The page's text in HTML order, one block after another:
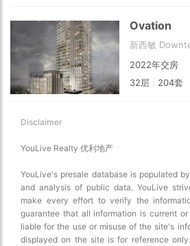
Ovation
新西敏
2022年交房
32层
204套
Disclaimer
YouLive Realty 优利地产
YouLive's presale database is populated
and analysis of public data. YouLive
make every effort to verify the
guarantee that all information is current
liable for the use or misuse of the site's
displayed on the site is for reference